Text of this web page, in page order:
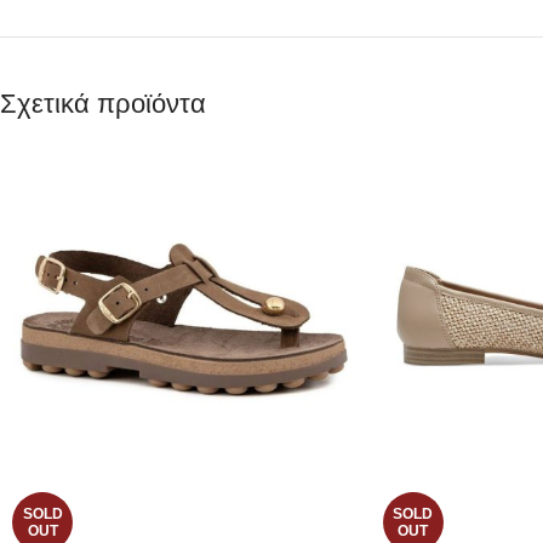
Σχετικά προϊόντα
SOLD
OUT
SOLD
OUT